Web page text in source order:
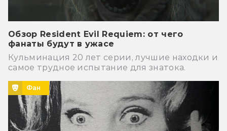
Обзор Resident Evil Requiem: от чего
фанаты будут в ужасе
Кульминация 20 лет серии, лучшие находки и
самое трудное испытание для знатока.
Фан